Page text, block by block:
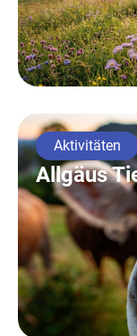
Aktivitäten
Allgäus